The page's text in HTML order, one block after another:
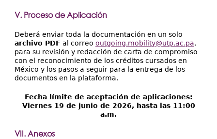
V. Proceso de Aplicación
Deberá enviar toda la documentación en un solo
archivo PDF al correo outgoing.mobility@utp.ac.pa,
para su revisión y redacción de carta de compromiso
con el reconocimiento de los créditos cursados en
México y los pasos a seguir para la entrega de los
documentos en la plataforma.
Fecha límite de aceptación de aplicaciones:
Viernes 19 de junio de 2026, hasta las 11:00
a.m.
VII. Anexos